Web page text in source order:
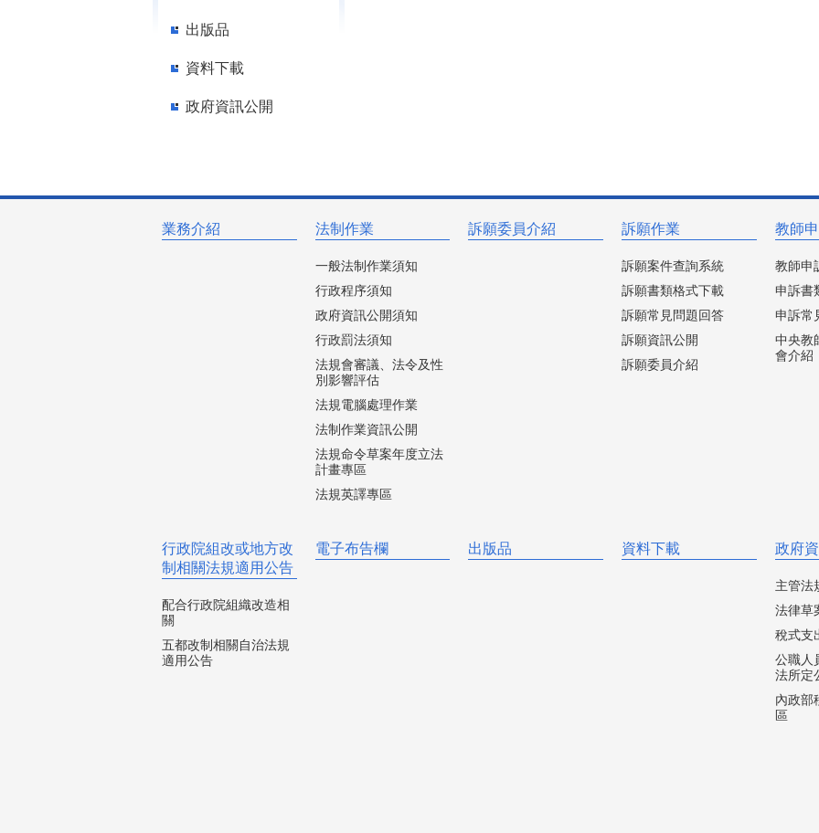
出版品
資料下載
政府資訊公開
業務介紹 法制作業
一般法制作業須知
行政程序須知
政府資訊公開須知
行政罰法須知
法規會審議、法令及性
別影響評估
法規電腦處理作業
法制作業資訊公開
法規命令草案年度立法
計畫專區
法規英譯專區
訴願委員介紹 訴願作業
訴願案件查詢系統
訴願書類格式下載
訴願常見問題回答
訴願資訊公開
訴願委員介紹
教師
教師申
申訴書
申訴常
中央教
會介紹
行政院組改或地方改
制相關法規適用公告
配合行政院組織改造相
關
五都改制相關自治法規
適用公告
電子布告欄 出版品 資料下載 政府
主管法
法律草
稅式支
公職人
法所定
內政部
區